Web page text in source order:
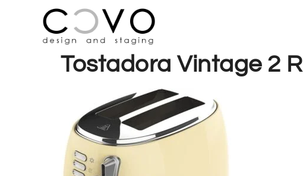
Tostadora Vintage 2 R